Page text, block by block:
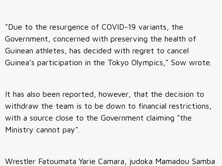
"Due to the resurgence of COVID-19 variants, the
Government, concerned with preserving the health of
Guinean athletes, has decided with regret to cancel
Guinea’s participation in the Tokyo Olympics," Sow wrote.
It has also been reported, however, that the decision to
withdraw the team is to be down to financial restrictions,
with a source close to the Government claiming "the
Ministry cannot pay".
Wrestler Fatoumata Yarie Camara, judoka Mamadou Samba